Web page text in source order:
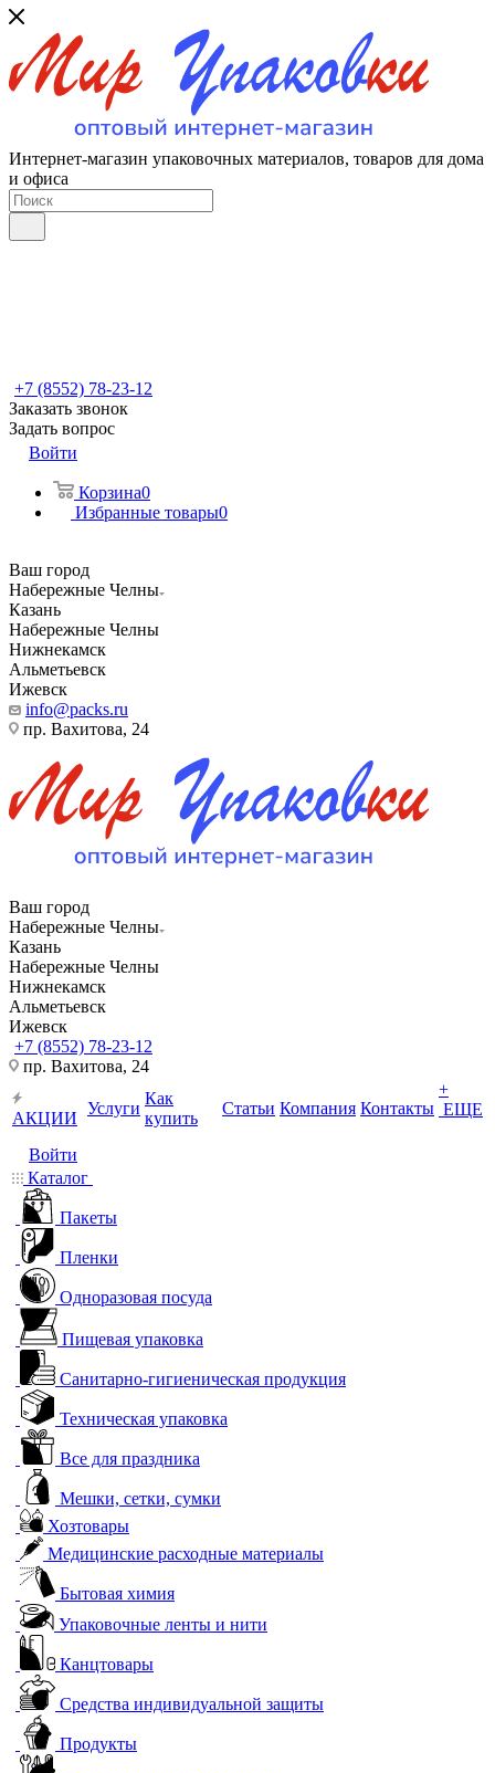
Интернет-магазин упаковочных материалов, товаров для дома
и офиса
+7 (8552) 78-23-12
Заказать звонок
Задать вопрос
Войти
Корзина0
Избранные товары0
Ваш город
Набережные Челны
Казань
Набережные Челны
Нижнекамск
Альметьевск
Ижевск
info@packs.ru
пр. Вахитова, 24
Ваш город
Набережные Челны
Казань
Набережные Челны
Нижнекамск
Альметьевск
Ижевск
+7 (8552) 78-23-12
пр. Вахитова, 24
АКЦИИ
Услуги
Как
купить
Статьи Компания Контакты
+
ЕЩЕ
Войти
Каталог
Пакеты
Пленки
Одноразовая посуда
Пищевая упаковка
Санитарно-гигиеническая продукция
Техническая упаковка
Все для праздника
Мешки, сетки, сумки
Хозтовары
Медицинские расходные материалы
Бытовая химия
Упаковочные ленты и нити
Канцтовары
Средства индивидуальной защиты
Продукты